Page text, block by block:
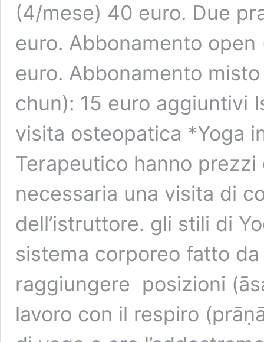
(4/mese) 40 euro. Due
euro. Abbonamento
euro. Abbonamento
chun): 15 euro aggiuntivi
visita osteopatica *Yoga
Terapeutico hanno
necessaria una visita di
dell’istruttore. gli stili di
sistema corporeo fatto
raggiungere posizioni
lavoro con il respiro